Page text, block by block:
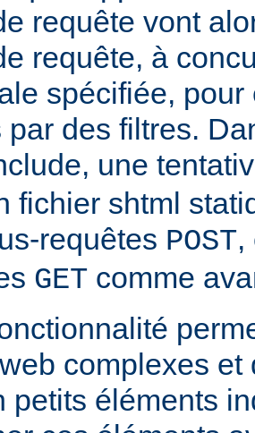
requête vont
requête, à
spécifiée,
par des filtres.
une
fichier shtml
requêtes POST,
GET comme
complexes
petits éléments